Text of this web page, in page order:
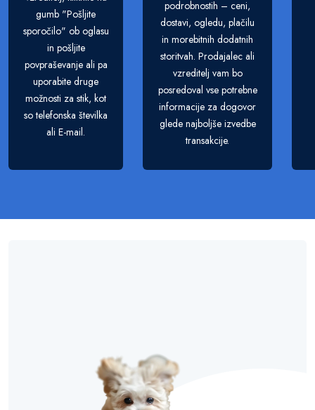
gumb "Pošljite
sporočilo" ob oglasu
in pošljite
povpraševanje ali pa
uporabite druge
možnosti za stik, kot
so telefonska številka
ali E-mail.
podrobnostih – ceni,
dostavi, ogledu, plačilu
in morebitnih dodatnih
storitvah. Prodajalec ali
vzreditelj vam bo
posredoval vse potrebne
informacije za dogovor
glede najboljše izvedbe
transakcije.